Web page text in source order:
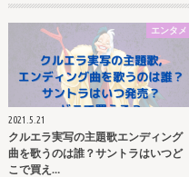
エンタメ
2021.5.21
クルエラ実写の主題歌エンディング
曲を歌うのは誰？サントラはいつど
こで買え…